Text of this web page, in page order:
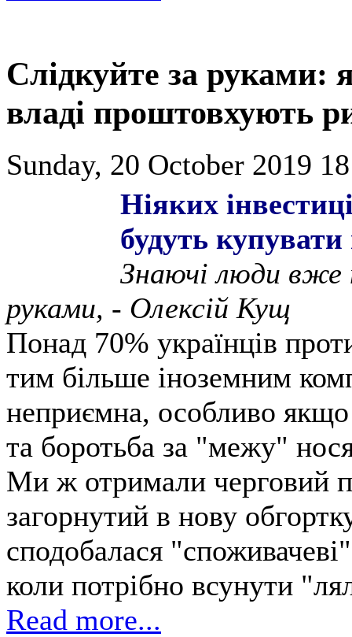
Слідкуйте за
владі проштовхують
Sunday, 20 October 2019
Ніяких
будуть
Знаючі люди вже
руками, - Олексій Кущ
Понад 70% українців
тим більше іноземним
неприємна, особливо
та боротьба за "межу"
Ми ж отримали черговий
загорнутий в нову
сподобалася
коли потрібно всунути
Read more...